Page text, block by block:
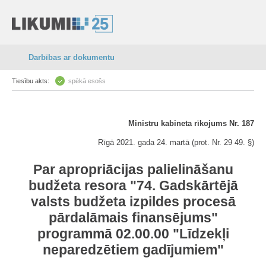
Darbības ar dokumentu
Tiesību akts: spēkā esošs
Ministru kabineta rīkojums Nr. 187
Rīgā 2021. gada 24. martā (prot. Nr. 29 49. §)
Par apropriācijas palielināšanu
budžeta resora "74. Gadskārtējā
valsts budžeta izpildes procesā
pārdalāmais finansējums"
programmā 02.00.00 "Līdzekļi
neparedzētiem gadījumiem"